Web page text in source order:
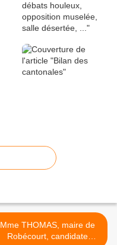
Mme THOMAS, maire de
Robécourt, candidate